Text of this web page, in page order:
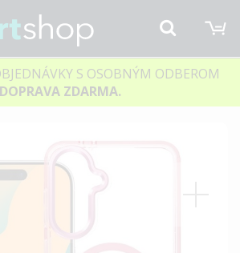
Hľadať
S OSOBNÝM ODBEROM
DOPRAVA ZDARMA.